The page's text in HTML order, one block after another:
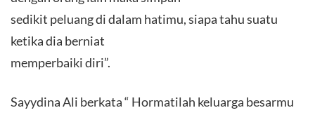
sedikit peluang di dalam hatimu, siapa tahu suatu
ketika dia berniat
memperbaiki diri”.
Sayydina Ali berkata “ Hormatilah keluarga besarmu